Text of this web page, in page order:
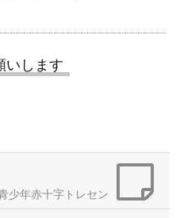
いします
少年赤十字トレセン